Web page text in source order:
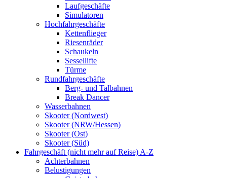
Laufgeschäfte
Simulatoren
Hochfahrgeschäfte
Kettenflieger
Riesenräder
Schaukeln
Sessellifte
Türme
Rundfahrgeschäfte
Berg- und Talbahnen
Break Dancer
Wasserbahnen
Skooter (Nordwest)
Skooter (NRW/Hessen)
Skooter (Ost)
Skooter (Süd)
Fahrgeschäft (nicht mehr auf Reise) A-Z
Achterbahnen
Belustigungen